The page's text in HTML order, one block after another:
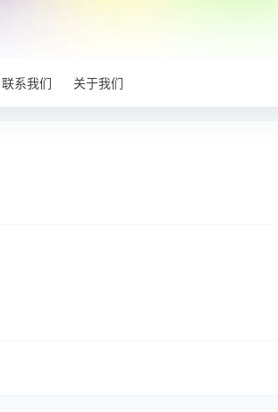
联系我们 关于我们